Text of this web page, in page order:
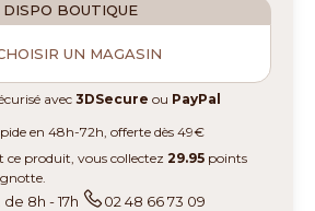
DISPO BOUTIQUE
UN MAGASIN
avec3DSecure ou PayPal
en 48h-72h, offerte dès 49€
ce produit, vous collectez29.95 points
de 8h - 17h 02 48 66 73 09